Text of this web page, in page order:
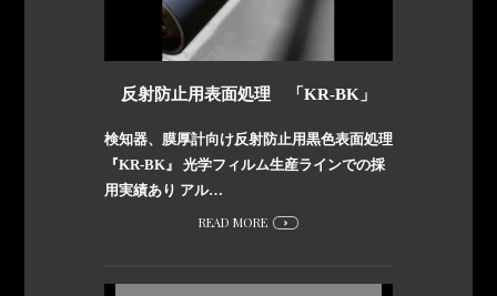
反射防止用表面処理 「KR-BK」
検知器、膜厚計向け反射防止用黒色表面処理
『KR-BK』 光学フィルム生産ラインでの採
用実績あり アル…
READ MORE